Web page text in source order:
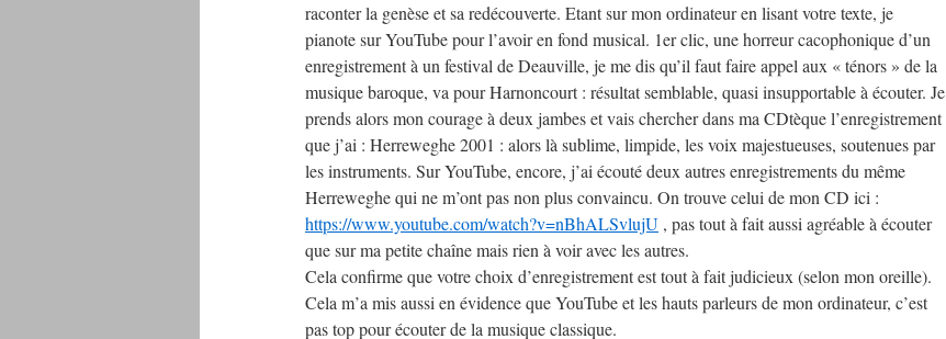
raconter la genèse et sa redécouverte. Etant sur mon ordinateur en lisant votre texte, je
pianote sur YouTube pour l’avoir en fond musical. 1er clic, une horreur cacophonique d’un
enregistrement à un festival de Deauville, je me dis qu’il faut faire appel aux « ténors » de la
musique baroque, va pour Harnoncourt : résultat semblable, quasi insupportable à écouter. Je
prends alors mon courage à deux jambes et vais chercher dans ma CDtèque l’enregistrement
que j’ai : Herreweghe 2001 : alors là sublime, limpide, les voix majestueuses, soutenues par
les instruments. Sur YouTube, encore, j’ai écouté deux autres enregistrements du même
Herreweghe qui ne m’ont pas non plus convaincu. On trouve celui de mon CD ici :
https://www.youtube.com/watch?v=nBhALSvlujU , pas tout à fait aussi agréable à écouter
que sur ma petite chaîne mais rien à voir avec les autres.
Cela confirme que votre choix d’enregistrement est tout à fait judicieux (selon mon oreille).
Cela m’a mis aussi en évidence que YouTube et les hauts parleurs de mon ordinateur, c’est
pas top pour écouter de la musique classique.